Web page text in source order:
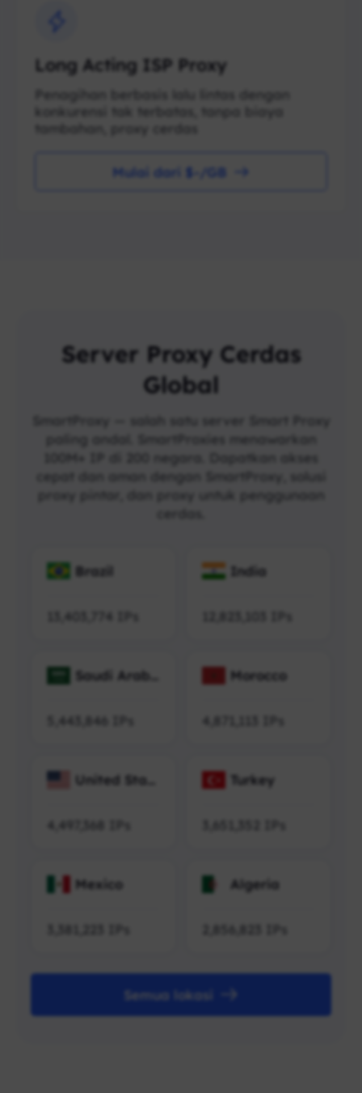
Long Acting ISP Proxy
Penagihan berbasis lalu lintas dengan
konkurensi tak terbatas, tanpa biaya
tambahan, proxy cerdas
Mulai dari $-/GB
Server Proxy Cerdas
Global
SmartProxy — salah satu server Smart Proxy
paling andal. SmartProxies menawarkan
100M+ IP di 200 negara. Dapatkan akses
cepat dan aman dengan SmartProxy, solusi
proxy pintar, dan proxy untuk penggunaan
cerdas.
Brazil
13,403,774
India
12,823,103
Saudi Arabi
5,443,846
Morocco
4,871,113
United Stat
4,497,368
Turkey
Mexico Algeria
Semua lokasi